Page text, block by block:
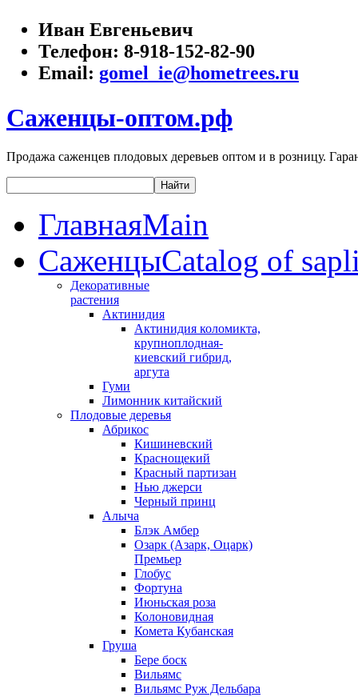
Иван Евгеньевич
Телефон: 8-918-152-82-90
Email: gomel_ie@hometrees.ru
Саженцы-оптом.рф
Продажа саженцев плодовых деревьев оптом и в розницу.
ГлавнаяMain
СаженцыCatalog of
Декоративные
растения
Актинидия
Актинидия коломикта,
крупноплодная-
киевский гибрид,
аргута
Гуми
Лимонник китайский
Плодовые деревья
Абрикос
Кишиневский
Краснощекий
Красный партизан
Нью джерси
Черный принц
Алыча
Блэк Амбер
Озарк (Азарк, Оцарк)
Премьер
Глобус
Фортуна
Июньская роза
Колоновидная
Комета Кубанская
Груша
Бере боск
Вильямс
Вильямс Руж Дельбара